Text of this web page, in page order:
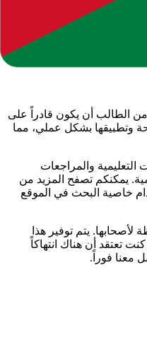
الدراسية
الحديثة وتلبية احتياجات
من الطالب أن يكون قادراً على
وتطبيقها بشكل عملي، مما
والمراجعات
يمكنكم تصفح المزيد من
خاصية البحث في الموقع
يتم توفير هذا
تعتقد أن هناك انتهاكاً
معنا فوراً.